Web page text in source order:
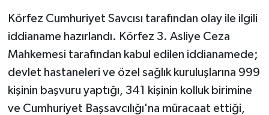
Körfez Cumhuriyet Savcısı tarafından olay ile ilgili
iddianame hazırlandı. Körfez 3. Asliye Ceza
Mahkemesi tarafından kabul edilen iddianamede;
devlet hastaneleri ve özel sağlık kuruluşlarına 999
kişinin başvuru yaptığı, 341 kişinin kolluk birimine
ve Cumhuriyet Başsavcılığı'na müracaat ettiği,